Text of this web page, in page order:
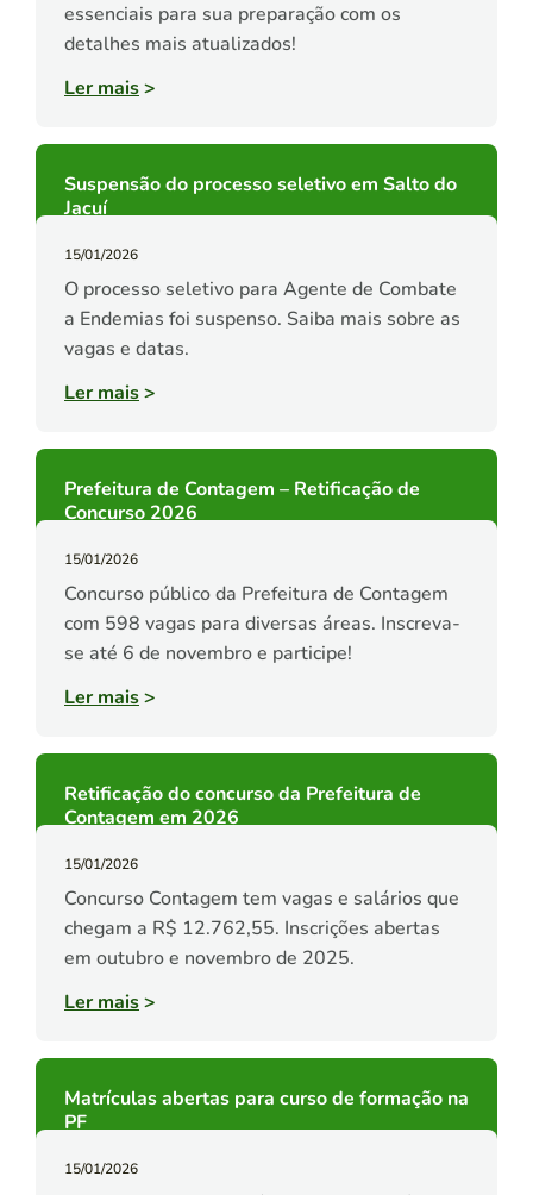
essenciais para sua preparação com os
detalhes mais atualizados!
Ler mais>
Suspensão do processo seletivo em Salto do
Jacuí
15/01/2026
O processo seletivo para Agente de Combate
a Endemias foi suspenso. Saiba mais sobre as
vagas e datas.
Ler mais>
Prefeitura de Contagem – Retificação de
Concurso 2026
15/01/2026
Concurso público da Prefeitura de Contagem
com 598 vagas para diversas áreas. Inscreva-
se até 6 de novembro e participe!
Ler mais>
Retificação do concurso da Prefeitura de
Contagem em 2026
15/01/2026
Concurso Contagem tem vagas e salários que
chegam a R$ 12.762,55. Inscrições abertas
em outubro e novembro de 2025.
Ler mais>
Matrículas abertas para curso de formação na
PF
15/01/2026